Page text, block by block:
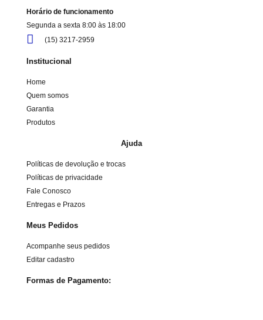
Horário de funcionamento
Segunda a sexta 8:00 às 18:00
(15) 3217-2959
Institucional
Home
Quem somos
Garantia
Produtos
Ajuda
Políticas de devolução e trocas
Políticas de privacidade
Fale Conosco
Entregas e Prazos
Meus Pedidos
Acompanhe seus pedidos
Editar cadastro
Formas de Pagamento: